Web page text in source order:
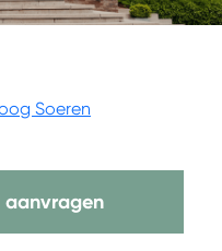
Soeren
aanvragen